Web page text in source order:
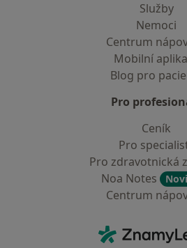
Služby
Nemoci
Centrum
Mobilní
Blog pro
Pro
Ceník
Pro
Pro zdravotnická
Noa Notes
Centrum